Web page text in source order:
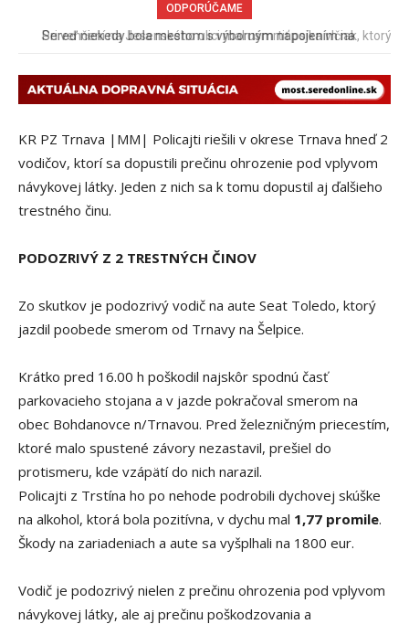
ODPORÚČAME
Pri venčení na Jesenského ulici mal usmrtiť psíka vlčiak, ktorý
KR PZ Trnava |MM| Policajti riešili v okrese Trnava hneď 2
vodičov, ktorí sa dopustili prečinu ohrozenie pod vplyvom
návykovej látky. Jeden z nich sa k tomu dopustil aj ďalšieho
trestného činu.
PODOZRIVÝ Z 2 TRESTNÝCH ČINOV
Zo skutkov je podozrivý vodič na aute Seat Toledo, ktorý
jazdil poobede smerom od Trnavy na Šelpice.
Krátko pred 16.00 h poškodil najskôr spodnú časť
parkovacieho stojana a v jazde pokračoval smerom na
obec Bohdanovce n/Trnavou. Pred železničným priecestím,
ktoré malo spustené závory nezastavil, prešiel do
protismeru, kde vzápätí do nich narazil.
Policajti z Trstína ho po nehode podrobili dychovej skúške
na alkohol, ktorá bola pozitívna, v dychu mal 1,77 promile.
Škody na zariadeniach a aute sa vyšplhali na 1800 eur.
Vodič je podozrivý nielen z prečinu ohrozenia pod vplyvom
návykovej látky, ale aj prečinu poškodzovania a